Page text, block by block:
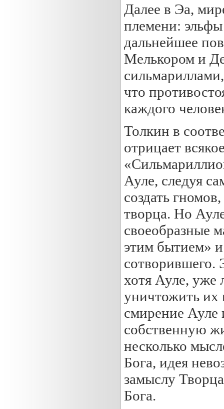
Далее в Эа,
племени:
дальнейшее
Мелькором и
что
каждого
Толкин в
отрицает
Ауле, следуя
создать
творца. Но
своеобразные
этим бытием»
сотворившего.
хотя Ауле, уже
уничтожить их
смирение Ауле
собственную
несколько
Бога, идея
замыслу
Бога.